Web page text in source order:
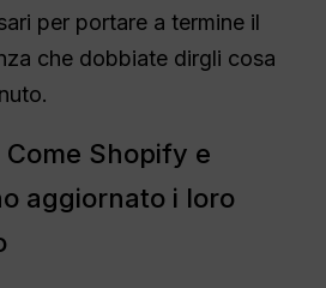
per portare a termine il
che dobbiate dirgli cosa
Shopify e
aggiornato i loro